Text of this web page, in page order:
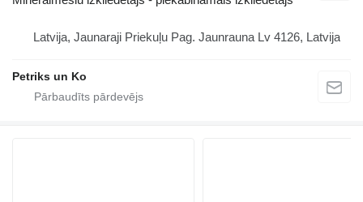
Latvija, Jaunaraji Priekuļu Pag. Jaunrauna Lv 4126, Latvija
Petriks un Ko